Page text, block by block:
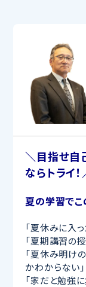
＼目指せ自
ならトライ！
夏の学習でこ
「夏休みに入
「夏期講習の
「夏休み明け
かわからない」
「家だと勉強